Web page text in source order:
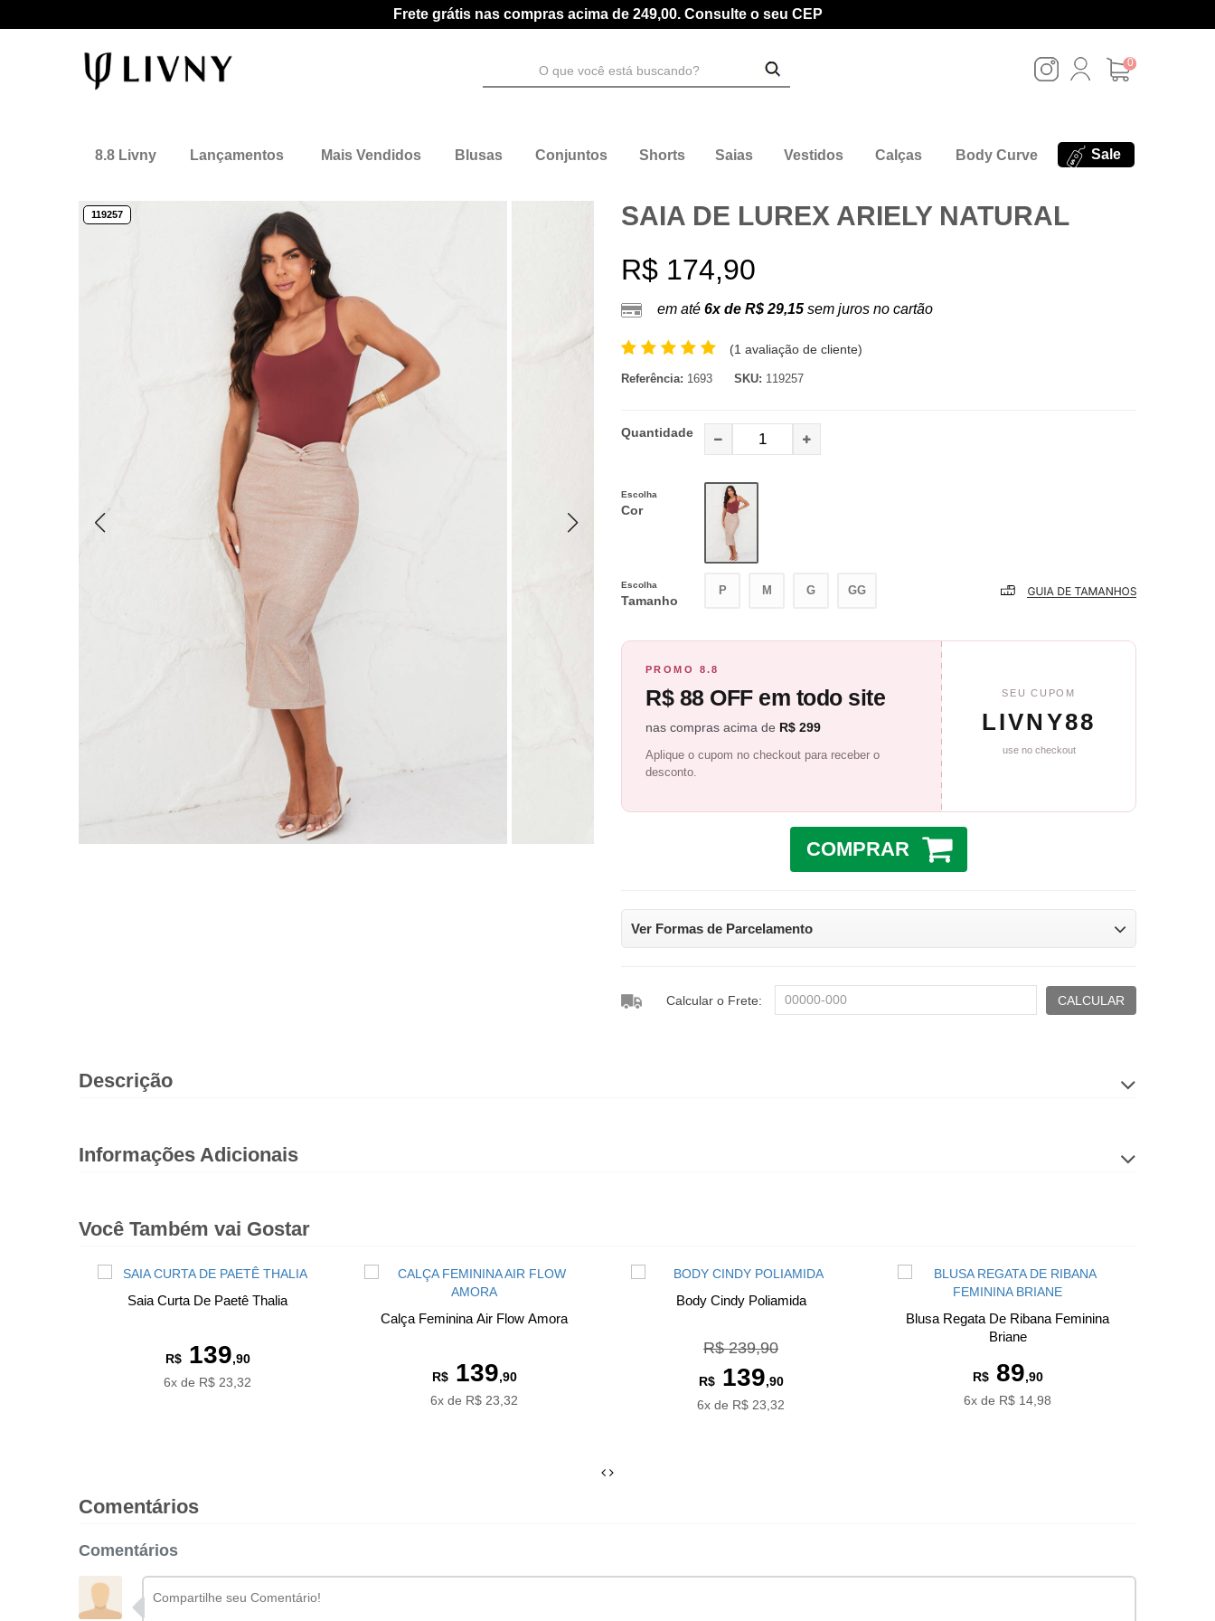
Frete grátis nas compras acima de 249,00. Consulte o seu CEP
0
8.8 Livny Lançamentos Mais Vendidos Blusas Conjuntos Shorts Saias Vestidos Calças Body Curve Sale
119257 SAIA DE LUREX ARIELY NATURAL
R$ 174,90
em até 6x de R$ 29,15 sem juros no cartão
(1 avaliação de cliente)
Referência: 1693 SKU: 119257
Quantidade
Escolha
Cor
Escolha
Tamanho
P M G GG
PROMO 8.8
R$ 88 OFF em todo site
nas compras acima de R$ 299
Aplique o cupom no checkout para receber o
desconto.
SEU CUPOM
LIVNY88
use no checkout
COMPRAR
Ver Formas de Parcelamento
Calcular o Frete: CALCULAR
Descrição
Informações Adicionais
Você Também vai Gostar
Saia Curta De Paetê Thalia
R$139,90
6x de R$ 23,32
Calça Feminina Air Flow Amora
R$139,90
6x de R$ 23,32
Body Cindy Poliamida
R$ 239,90
R$139,90
6x de R$ 23,32
Blusa Regata De Ribana Feminina
Briane
R$89,90
6x de R$ 14,98
Comentários
Comentários